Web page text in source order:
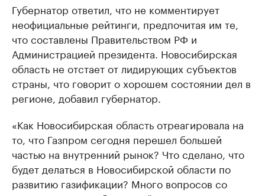
Губернатор ответил, что не комментирует
неофициальные рейтинги, предпочитая им те,
что составлены Правительством РФ и
Администрацией президента. Новосибирская
область не отстает от лидирующих субъектов
страны, что говорит о хорошем состоянии дел в
регионе, добавил губернатор.
«Как Новосибирская область отреагировала на
то, что Газпром сегодня перешел большей
частью на внутренний рынок? Что сделано, что
будет делаться в Новосибирской области по
развитию газификации? Много вопросов со